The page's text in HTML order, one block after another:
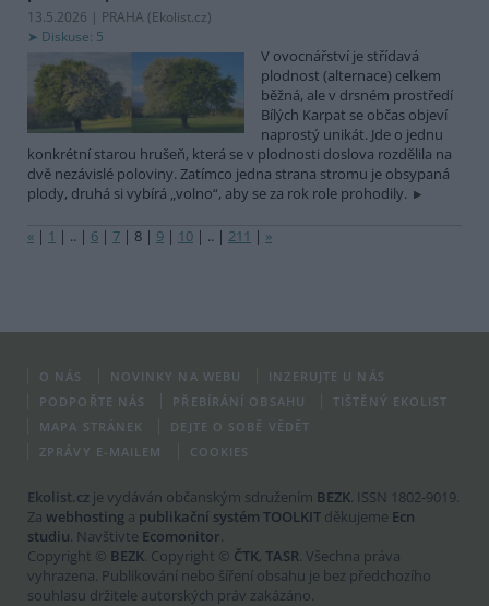
13.5.2026 | PRAHA (Ekolist.cz)
Diskuse: 5
V ovocnářství je střídavá
plodnost (alternace) celkem
běžná, ale v drsném prostředí
Bílých Karpat se občas objeví
naprostý unikát. Jde o jednu
konkrétní starou hrušeň, která se v plodnosti doslova rozdělila na
dvě nezávislé poloviny. Zatímco jedna strana stromu je obsypaná
plody, druhá si vybírá „volno“, aby se za rok role prohodily.
« | 1 | .. | 6 | 7 | 8 | 9 | 10 | .. | 211 | »
O NÁS NOVINKY NA WEBU
INZERUJTE U NÁS
PODPOŘTE NÁS
PŘEBÍRÁNÍ OBSAHU
TIŠTĚNÝ EKOLIST
MAPA STRÁNEK
DEJTE O SOBĚ VĚDĚT
ZPRÁVY E-MAILEM
COOKIES
Ekolist.cz je vydáván občanským sdružením BEZK. ISSN 1802-9019.
Za webhosting a publikační systém TOOLKIT děkujeme Ecn
studiu. Navštivte Ecomonitor.
Copyright © BEZK. Copyright © ČTK, TASR. Všechna práva
vyhrazena. Publikování nebo šíření obsahu je bez předchozího
souhlasu držitele autorských práv zakázáno.